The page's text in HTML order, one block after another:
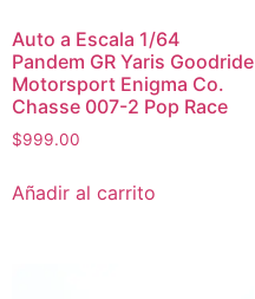
Auto a Escala 1/64
Pandem GR Yaris Goodride
Motorsport Enigma Co.
Chasse 007-2 Pop Race
$999.00
Añadir al carrito